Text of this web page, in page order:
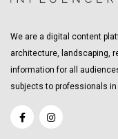
We are a digital content
architecture, landscaping,
information for all
subjects to professionals in